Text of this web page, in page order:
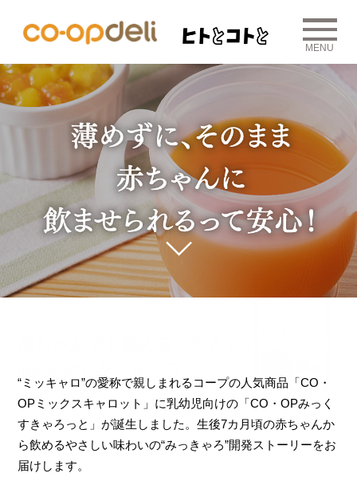
MENU
“ミッキャロ”の愛称で親しまれるコープの人気商品「CO・
OPミックスキャロット」に乳幼児向けの「CO・OPみっく
すきゃろっと」が誕生しました。生後7カ月頃の赤ちゃんか
ら飲めるやさしい味わいの“みっきゃろ”開発ストーリーをお
届けします。